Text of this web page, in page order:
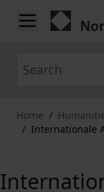
Skip to Content
Home /
/ Internationale